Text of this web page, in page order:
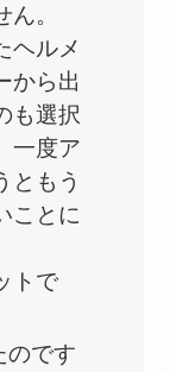
。
ヘルメ
から出
も選択
一度ア
ともう
ことに
トで
のです